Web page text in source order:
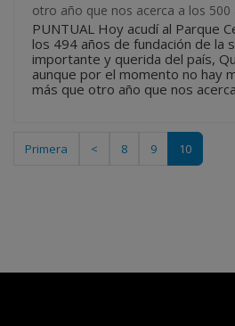
otro año que nos acerca a los 500
PUNTUAL Hoy acudí al Parque
los 494 años de fundación de la
importante y querida del país,
aunque por el momento no hay
más que otro año que nos
Primera < 8 9 10